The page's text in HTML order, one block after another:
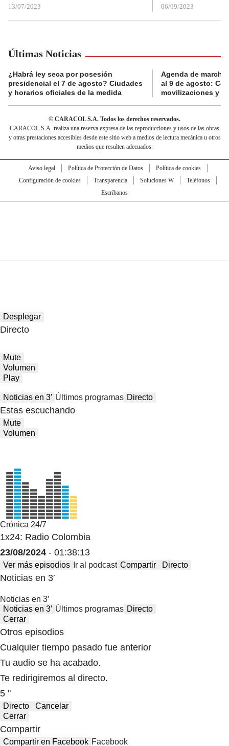
13/07/2023 06/09/2023
Últimas Noticias
¿Habrá ley seca por posesión
presidencial el 7 de agosto? Ciudades
y horarios oficiales de la medida
Agenda de
al 9 de agosto:
movilizaciones y
© CARACOL S.A. Todos los derechos reservados.
CARACOL S.A. realiza una reserva expresa de las reproducciones y usos de las obras
y otras prestaciones accesibles desde este sitio web a medios de lectura mecánica u otros
medios que resulten adecuados.
Aviso legal Política de Protección de Datos
Política de cookies
Configuración de cookies
Transparencia Soluciones W
Teléfonos
Escríbanos
Desplegar
Directo
Mute
Volumen
Play
Noticias en 3′ Últimos programas Directo
Estas escuchando
Mute
Volumen
Crónica 24/7
1x24: Radio Colombia
23/08/2024 - 01:38:13
Ver más episodios Ir al podcast Compartir Directo
Noticias en 3′
Noticias en 3′
Noticias en 3′ Últimos programas Directo
Cerrar
Otros episodios
Cualquier tiempo pasado fue anterior
Tu audio se ha acabado.
Te redirigiremos al directo.
5 "
Directo
Cancelar
Cerrar
Compartir
Compartir en Facebook Facebook